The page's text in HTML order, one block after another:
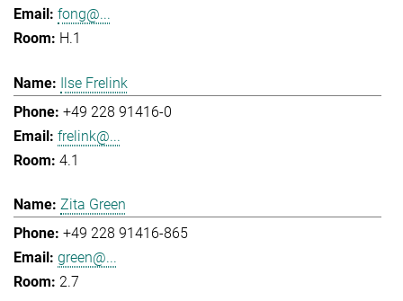
fong@...
H.1
Ilse Frelink
+49 228 91416-0
frelink@...
4.1
Zita Green
+49 228 91416-865
green@...
2.7